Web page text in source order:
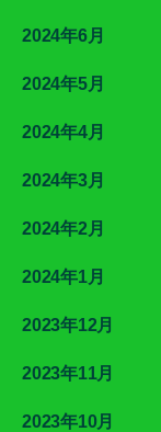
2024年6月
2024年5月
2024年4月
2024年3月
2024年2月
2024年1月
2023年12月
2023年11月
2023年10月